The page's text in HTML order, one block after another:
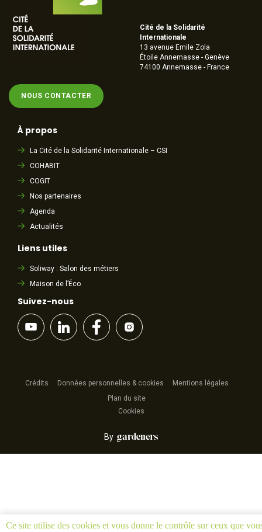
NOUS CONTACTER
Cité de la Solidarité
Internationale
13 avenue Emile Zola
Étoile Annemasse - Genève
74100 Annemasse - France
À propos
La Cité de la Solidarité Internationale – CSI
COHABIT
COGIT
Nos partenaires
Agenda
Actualités
Liens utiles
Soliway : Salon des métiers
Maison de l’Éco
Suivez-nous
Crédits Données personnelles & cookies
Mentions légales
Plan du site
Cookies
By
Ce site utilise des cookies et vous donne le contrôle sur ceux que